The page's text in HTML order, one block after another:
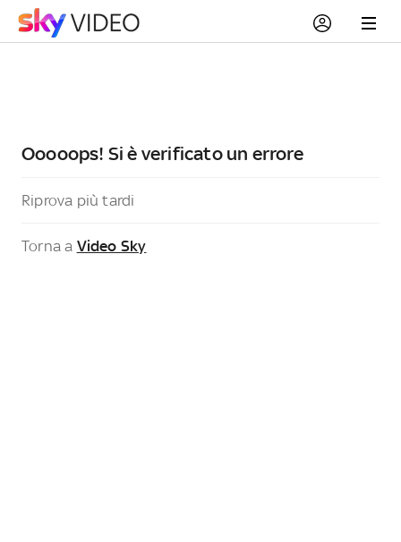
Ooooops! Si è verificato un errore
Riprova più tardi
Torna a Video Sky